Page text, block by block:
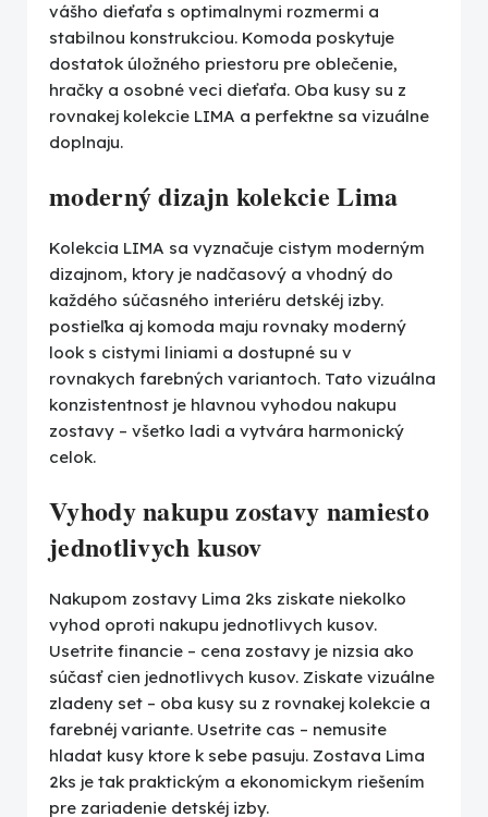
vášho dieťaťa s optimalnymi rozmermi a
stabilnou konstrukciou. Komoda poskytuje
dostatok úložného priestoru pre oblečenie,
hračky a osobné veci dieťaťa. Oba kusy su z
rovnakej kolekcie LIMA a perfektne sa vizuálne
doplnaju.
moderný dizajn kolekcie Lima
Kolekcia LIMA sa vyznačuje cistym moderným
dizajnom, ktory je nadčasový a vhodný do
každého súčasného interiéru detskéj izby.
postieľka aj komoda maju rovnaky moderný
look s cistymi liniami a dostupné su v
rovnakych farebných variantoch. Tato vizuálna
konzistentnost je hlavnou vyhodou nakupu
zostavy – všetko ladi a vytvára harmonický
celok.
Vyhody nakupu zostavy namiesto
jednotlivych kusov
Nakupom zostavy Lima 2ks ziskate niekolko
vyhod oproti nakupu jednotlivych kusov.
Usetrite financie – cena zostavy je nizsia ako
súčasť cien jednotlivych kusov. Ziskate vizuálne
zladeny set – oba kusy su z rovnakej kolekcie a
farebnéj variante. Usetrite cas – nemusite
hladat kusy ktore k sebe pasuju. Zostava Lima
2ks je tak praktickým a ekonomickym riešením
pre zariadenie detskéj izby.